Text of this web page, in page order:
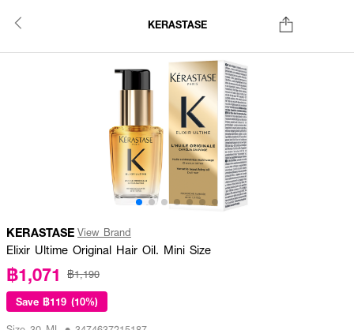
KERASTASE
KERASTASE View Brand
Elixir Ultime Original Hair Oil. Mini Size
฿1,071 ฿1,190
Save ฿119 (10%)